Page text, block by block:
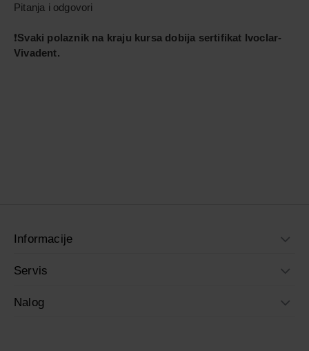
Pitanja i odgovori
❗️Svaki polaznik na kraju kursa dobija sertifikat Ivoclar-
Vivadent.
Informacije
Servis
Nalog